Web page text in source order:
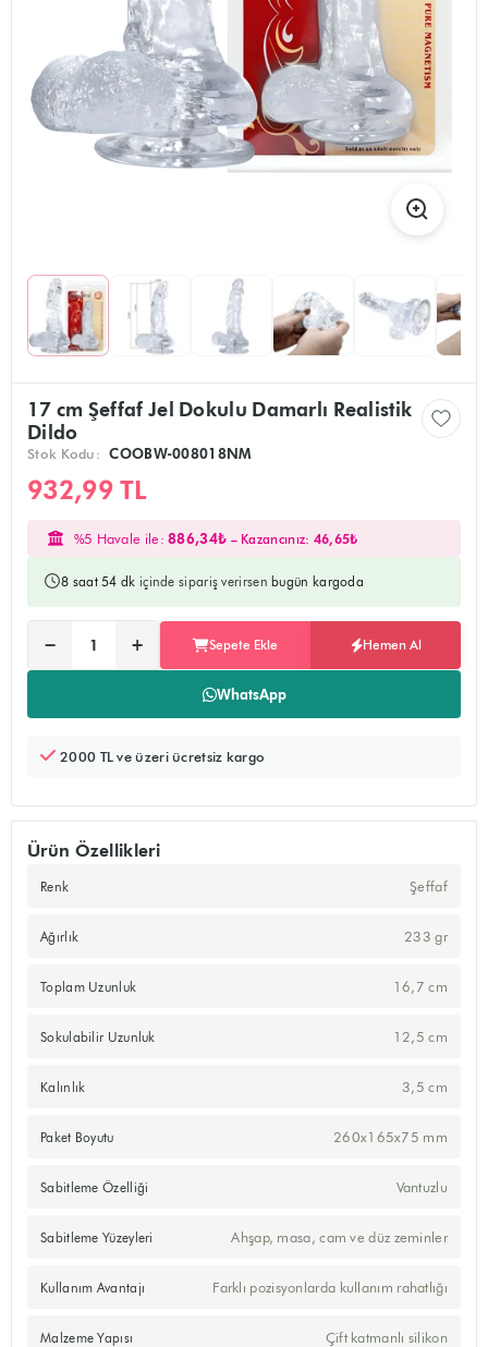
17 cm Şeffaf Jel Dokulu Damarlı Realistik
Dildo
Stok Kodu: COOBW-008018NM
932,99 TL
%5 Havale ile:886,34₺ – Kazancınız: 46,65₺
8 saat 54 dk içinde sipariş verirsen bugün kargoda
Adet:
− + Sepete Ekle Hemen Al
WhatsApp
Ürünü sepete ekler, alışverişe devam edebilirsiniz
Doğrudan ödeme sayfasına yönlendirir
2000 TL ve üzeri ücretsiz kargo
Ürün Özellikleri
Renk Şeffaf
Ağırlık 233 gr
Toplam Uzunluk 16,7 cm
Sokulabilir Uzunluk 12,5 cm
Kalınlık 3,5 cm
Paket Boyutu 260x165x75 mm
Sabitleme Özelliği Vantuzlu
Sabitleme Yüzeyleri Ahşap, masa, cam ve düz zeminler
Kullanım Avantajı Farklı pozisyonlarda kullanım rahatlığı
Malzeme Yapısı Çift katmanlı silikon